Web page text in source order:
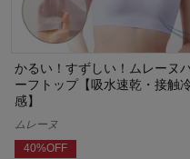
かるい！すずしい！ムレーヌ
ーフトップ【吸水速乾・接触
感】
ムレーヌ
40%OFF